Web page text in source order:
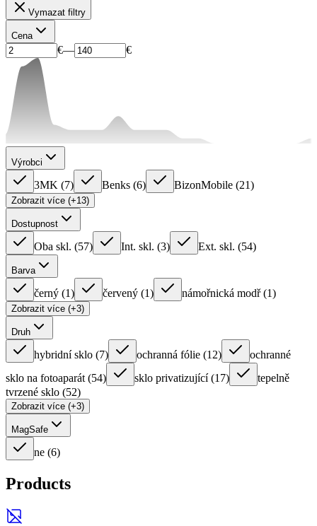
Vymazat filtry
Cena
€— €
Výrobci
3MK (7) Benks (6) BizonMobile (21)
Zobrazit více (+13)
Dostupnost
Oba skl. (57) Int. skl. (3) Ext. skl. (54)
Barva
černý (1) červený (1) námořnická modř (1)
Zobrazit více (+3)
Druh
hybridní sklo (7) ochranná fólie (12)
ochranné
sklo na fotoaparát (54) sklo privatizující (17)
tepelně
tvrzené sklo (52)
Zobrazit více (+3)
MagSafe
ne (6)
Products